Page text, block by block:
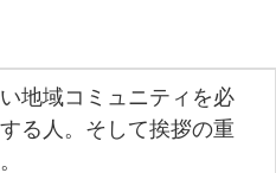
地域コミュニティを必
る人。そして挨拶の重